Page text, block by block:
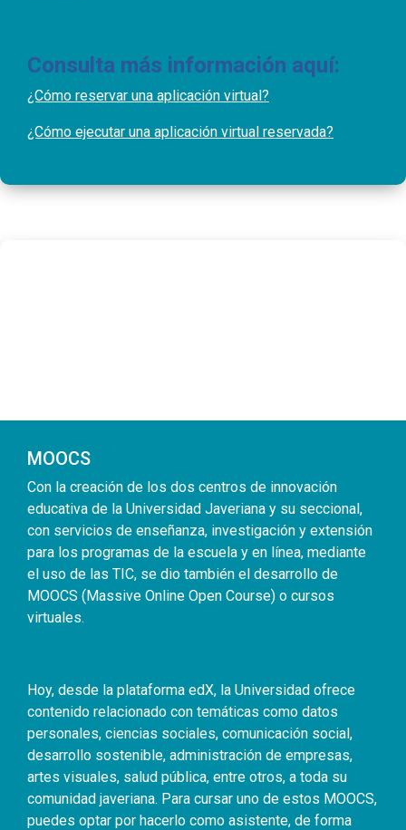
Consulta más información aquí:
¿Cómo reservar una aplicación virtual?
¿Cómo ejecutar una aplicación virtual reservada?
MOOCS
Con la creación de los dos centros de innovación
educativa de la Universidad Javeriana y su seccional,
con servicios de enseñanza, investigación y extensión
para los programas de la escuela y en línea, mediante
el uso de las TIC, se dio también el desarrollo de
MOOCS (Massive Online Open Course) o cursos
virtuales.
Hoy, desde la plataforma edX, la Universidad ofrece
contenido relacionado con temáticas como datos
personales, ciencias sociales, comunicación social,
desarrollo sostenible, administración de empresas,
artes visuales, salud pública, entre otros, a toda su
comunidad javeriana. Para cursar uno de estos MOOCS,
puedes optar por hacerlo como asistente, de forma